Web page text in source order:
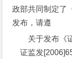
政部共同制定了
发布，请遵
关于发布《
证监发